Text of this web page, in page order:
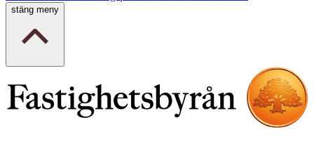
stäng meny